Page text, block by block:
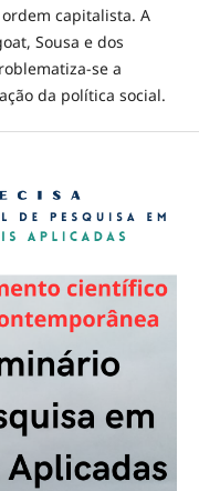
capitalista. A
Sousa e dos
se a
da política social.